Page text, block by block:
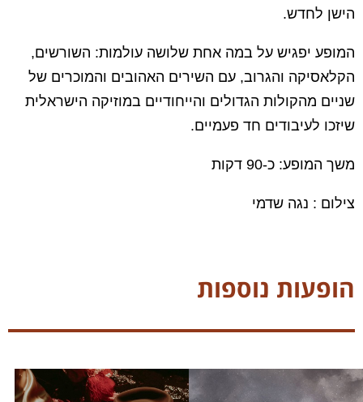
הישן לחדש.
המופע יפגיש על במה אחת שלושה עולמות: השורשים,
הקלאסיקה והגרוב, עם השירים האהובים והמוכרים של
שניים מהקולות הגדולים והייחודיים במוזיקה הישראלית
שיזכו לעיבודים חד פעמיים.
משך המופע: כ-90 דקות
צילום : נגה שדמי
הופעות נוספות